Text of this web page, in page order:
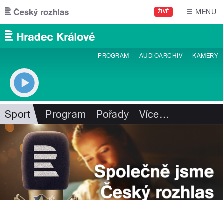
Přejít k hlavnímu obsahu
ŽIVĚ MENU
PROGRAM AUDIOARCHIV KAMERY
Sport Program Pořady Více…